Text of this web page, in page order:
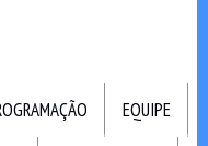
EQUIPE